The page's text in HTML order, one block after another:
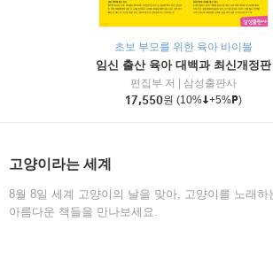
초보 부모를 위한 육아 바이블
임신 출산 육아 대백과 최신개정판
편집부 저
삼성출판사
17,550원 (10% +5% )
고양이라는 세계
8월 8일 세계 고양이의 날을 맞아, 고양이를 노래하
아름다운 책들을 만나보세요.